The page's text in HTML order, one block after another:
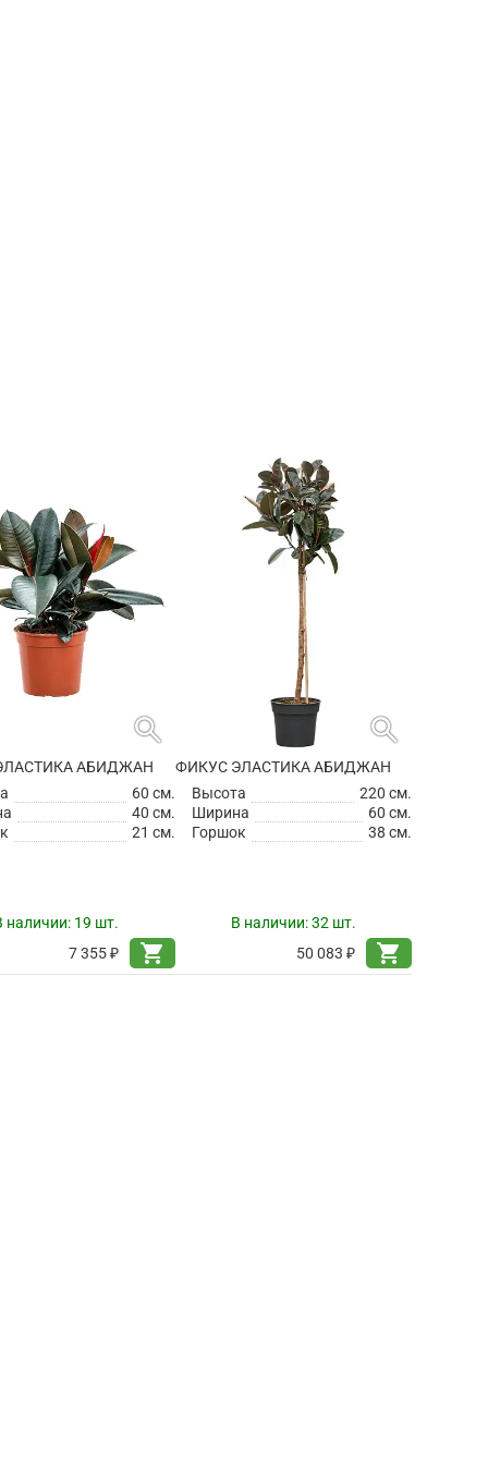
search
АБИДЖАН
60 см.
40 см.
21 см.
наличии: 19 шт.
7 355 ₽
shopping_cart
search
ФИКУС ЭЛАСТИКА АБИДЖАН
Высота
220 см.
Ширина
60 см.
Горшок
38 см.
В наличии:32 шт.
50 083 ₽
shopping_cart